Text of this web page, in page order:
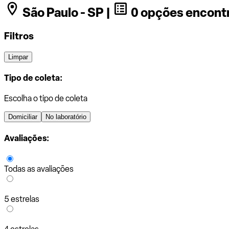
São Paulo - SP |
0 opções
Filtros
Limpar
Tipo de coleta:
Escolha o tipo de coleta
Domiciliar No laboratório
Avaliações:
Todas as avaliações
5 estrelas